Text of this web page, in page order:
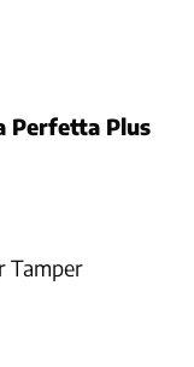
Perfetta Plus
Tamper